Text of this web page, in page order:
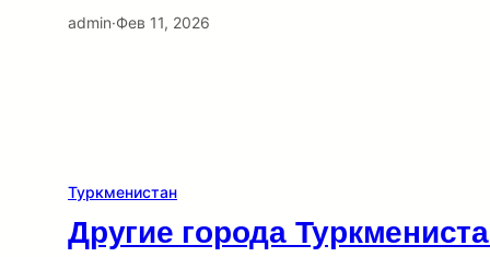
admin·Фев 11, 2026
Туркменистан
Другие города